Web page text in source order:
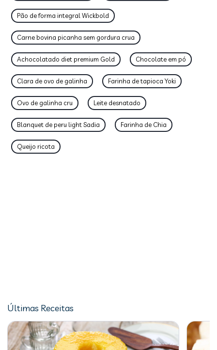
Pão de forma integral Wickbold
Carne bovina picanha sem gordura crua
Achocolatado diet premium Gold Chocolate em pó
Clara de ovo de galinha Farinha de tapioca Yoki
Ovo de galinha cru Leite desnatado
Blanquet de peru light Sadia Farinha de Chia
Queijo ricota
Últimas Receitas